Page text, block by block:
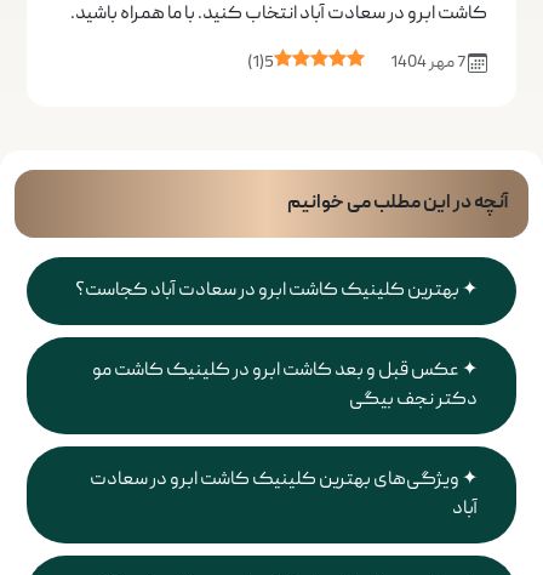
کاشت ابرو در سعادت آباد انتخاب کنید. با ما همراه باشید.
7 مهر 1404 5
(
1
)
آنچه در این مطلب می خوانیم
بهترین کلینیک کاشت ابرو در سعادت آباد کجاست؟
عکس قبل و بعد کاشت ابرو در کلینیک کاشت مو
دکتر نجف بیگی
ویژگی‌های بهترین کلینیک کاشت ابرو در سعادت
آباد